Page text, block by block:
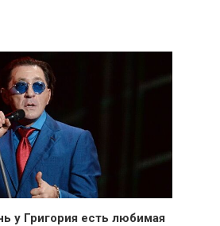
у Григория есть любимая